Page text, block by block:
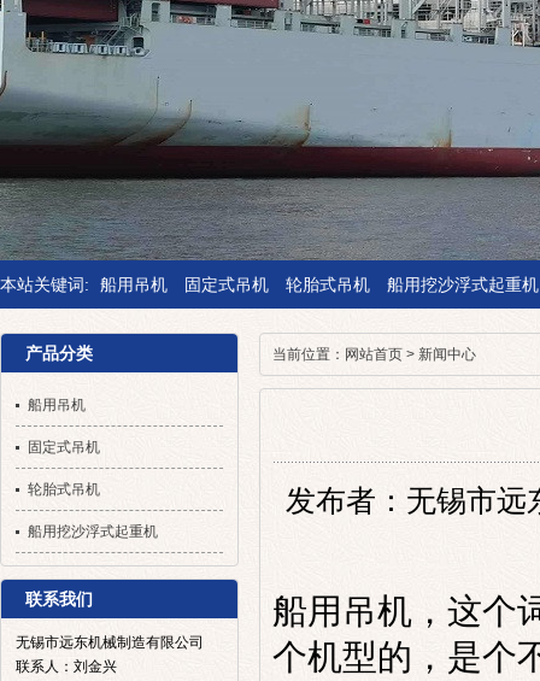
本站关键词: 船用吊机 固定式吊机 轮胎式吊机 船用挖沙浮式起重机
当前位置： 网站首页 > 新闻中心
发布者：无锡市远
船用吊机 ， 这个
个机型的，是个
产品分类
船用吊机
固定式吊机
轮胎式吊机
船用挖沙浮式起重机
联系我们
无锡市远东机械制造有限公司
联系人：刘金兴